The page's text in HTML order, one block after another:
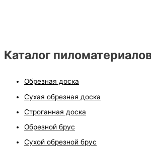
Каталог
Обрезная доска
Сухая обрезная доска
Строганная доска
Обрезной брус
Сухой обрезной брус